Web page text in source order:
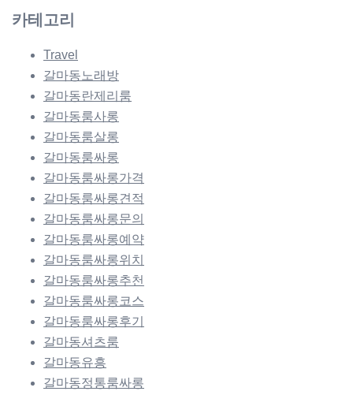
카테고리
Travel
갈마동노래방
갈마동란제리룸
갈마동룸사롱
갈마동룸살롱
갈마동룸싸롱
갈마동룸싸롱가격
갈마동룸싸롱견적
갈마동룸싸롱문의
갈마동룸싸롱예약
갈마동룸싸롱위치
갈마동룸싸롱추천
갈마동룸싸롱코스
갈마동룸싸롱후기
갈마동셔츠룸
갈마동유흥
갈마동정통룸싸롱